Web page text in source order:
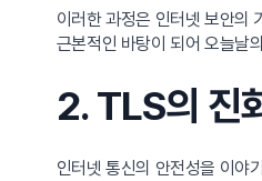
이러한 과정은 인터넷 보안의
근본적인 바탕이 되어 오늘날
2. TLS의 진
인터넷 통신의 안전성을 이야